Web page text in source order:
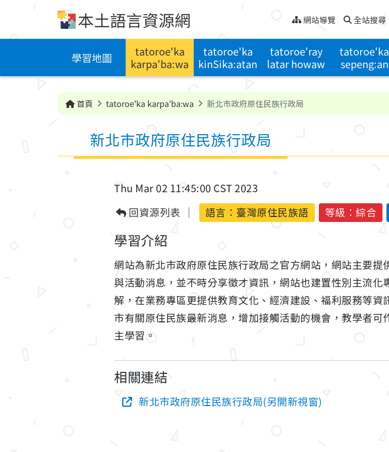
本土語言資源網 網站導覽 全站搜尋
學習地圖
tatoroe'ka
karpa'ba:wa
tatoroe'ka
kinSika:atan
tatoroe'ray
latar howaw
tatoroe'ka
sepeng:an
首頁 tatoroe'ka karpa'ba:wa 新北市政府原住民族行政局
新北市政府原住民族行政局
Thu Mar 02 11:45:00 CST 2023
回資源列表
語言： 臺灣原住民族語 等級：綜合
學習介紹
網站為新北市政府原住民族行政局之官方網站，網站主要
與活動消息，並不時分享徵才資訊，網站也建置性別主流
解，在業務專區更提供教育文化、經濟建設、福利服務等
市有關原住民族最新消息，增加接觸活動的機會，教學者可
主學習。
相關連結
新北市政府原住民族行政局(另開新視窗)